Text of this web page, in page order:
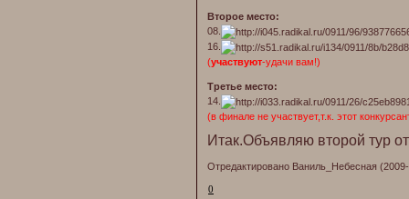
Второе место:
08.
16.
(участвуют-удачи вам!)
Третье место:
14.
(в финале не участвует,т.к. этот
Итак.Объявляю второй тур
Отредактировано Ваниль_Небесная
0